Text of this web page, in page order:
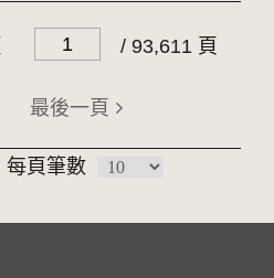
/ 93,611 頁
最後一頁
每頁筆數